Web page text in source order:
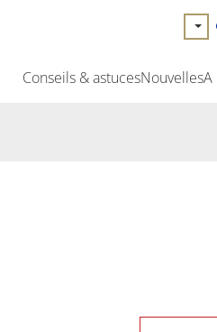
Conseils & astucesNouvellesA